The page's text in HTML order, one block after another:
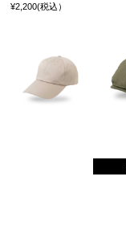
¥2,200(税込）